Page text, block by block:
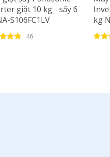
giặt 10 kg - sấy 6
S106FC1LV
46
kg